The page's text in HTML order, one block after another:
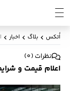
اُتکس بلاگ اخبار
نظرات (
0
)
اعلام قیمت و